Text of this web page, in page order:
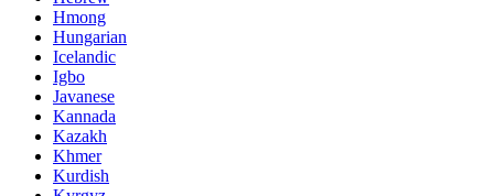
Hmong
Hungarian
Icelandic
Igbo
Javanese
Kannada
Kazakh
Khmer
Kurdish